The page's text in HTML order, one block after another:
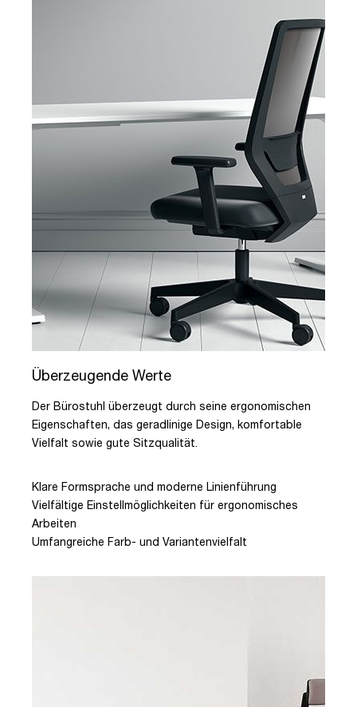
Überzeugende Werte
Der Bürostuhl überzeugt durch seine ergonomischen
Eigenschaften, das geradlinige Design, komfortable
Vielfalt sowie gute Sitzqualität.
Klare Formsprache und moderne Linienführung
Vielfältige Einstellmöglichkeiten für ergonomisches
Arbeiten
Umfangreiche Farb- und Variantenvielfalt